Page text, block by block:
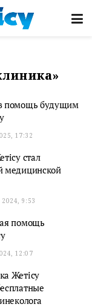
помощь будущим
17:32
стал
медицинской
2024, 9:53
помощь
12:07
Жетiсу